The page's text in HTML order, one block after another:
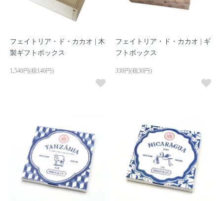
フェイトリア・ド・カカオ | 木
製ギフトボックス
1,540円(税140円)
フェイトリア・ド・カカオ | ギ
フトボックス
330円(税30円)